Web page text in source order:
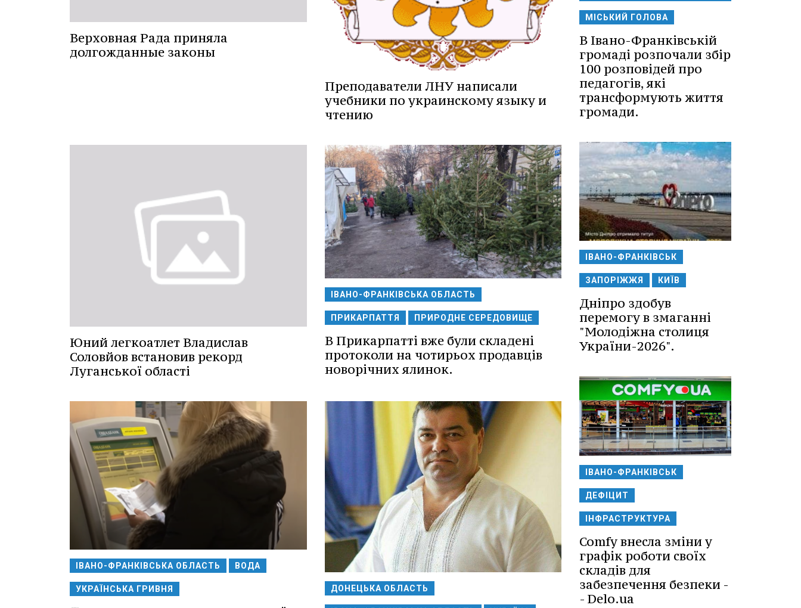
Верховная Рада приняла
долгожданные законы
Преподаватели ЛНУ написали
учебники по украинскому языку и
чтению
Юний легкоатлет Владислав
Соловйов встановив рекорд
Луганської області
ІВАНО-ФРАНКІВСЬКА ОБЛАСТЬ
ПРИКАРПАТТЯ ПРИРОДНЕ СЕРЕДОВИЩЕ
В Прикарпатті вже були складені
протоколи на чотирьох продавців
новорічних ялинок.
ІВАНО-ФРАНКІВСЬКА ОБЛАСТЬ ВОДА
УКРАЇНСЬКА ГРИВНЯ ДОНЕЦЬКА ОБЛАСТЬ
МІСЬКИЙ ГОЛОВА
В Івано-Франківській
громаді розпочали збір
100 розповідей про
педагогів, які
трансформують життя
громади.
ІВАНО-ФРАНКІВСЬК
ЗАПОРІЖЖЯ КИЇВ
Дніпро здобув
перемогу в змаганні
"Молодіжна столиця
України-2026".
ІВАНО-ФРАНКІВСЬК
ДЕФІЦИТ
ІНФРАСТРУКТУРА
Comfy внесла зміни у
графік роботи своїх
складів для
забезпечення безпеки -
- Delo.ua